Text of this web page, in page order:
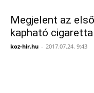
Megjelent az
kapható cigaretta
koz-hir.hu - 2017.07.24. 9:43